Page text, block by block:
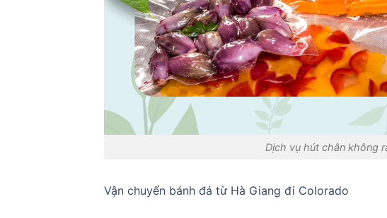
Dịch vụ hút chân không
Vận chuyển bánh đá từ Hà Giang đi Colorado